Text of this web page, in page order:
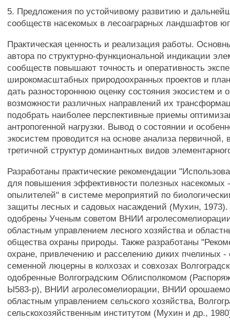
5. Предложения по устойчивому развитию и
сообществ насекомых в лесоаграрных ландшафтов
Практическая ценность и реализация работы.
автора по структурно-функциональной индикации
сообществ повышают точность и оперативность
широкомасштабных природоохранных проектов и
дать разностороннюю оценку состояния экосистем и
возможности различных направлений их
подобрать наиболее перспективные приемы
антропогенной нагрузки. Вывод о состоянии и
экосистем проводится на основе анализа первичной,
третичной структур доминантных видов
Разработаны практические рекомендации
для повышения эффективности полезных насекомых
опылителей" в системе мероприятий по
защиты лесных и садовых насаждений (Мухин,
одобрены Ученым советом ВНИИ
областным управлением лесного хозяйства и
общества охраны природы. Также разработаны
охране, привлечению и расселению диких пчелиных -
семенной люцерны в колхозах и совхозах
одобренные Волгоградским Облисполкомом
Ы583-р), ВНИИ агролесомелиорации, ВНИИ
областным управлением сельского хозяйства,
сельскохозяйственным институтом (Мухин и др.,